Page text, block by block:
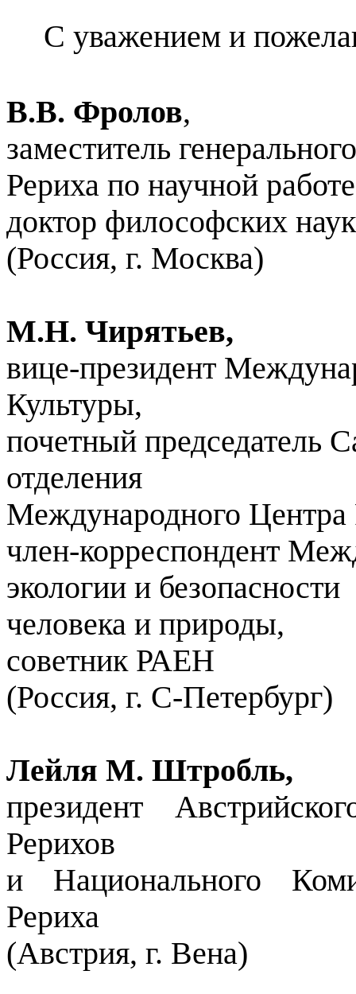
С уважением и
В.В. Фролов,
заместитель
Рериха по научной работе
доктор философских
(Россия, г. Москва)
М.Н. Чирятьев,
вице-президент
Культуры,
почетный председатель
отделения
Международного Центра
член-корреспондент
экологии и безопасности
человека и природы,
советник РАЕН
(Россия, г. С-Петербург)
Лейля М. Штробль,
президент
Рерихов
и Национального
Рериха
(Австрия, г. Вена)